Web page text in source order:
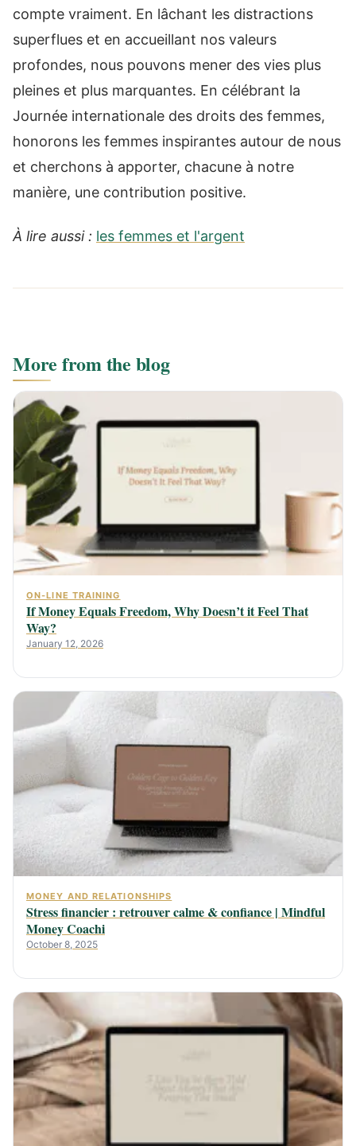
compte vraiment. En lâchant les distractions
superflues et en accueillant nos valeurs
profondes, nous pouvons mener des vies plus
pleines et plus marquantes. En célébrant la
Journée internationale des droits des femmes,
honorons les femmes inspirantes autour de nous
et cherchons à apporter, chacune à notre
manière, une contribution positive.
À lire aussi : les femmes et l'argent
More from the blog
ON-LINE TRAINING
If Money Equals Freedom, Why Doesn’t it Feel That
Way?
January 12, 2026
MONEY AND RELATIONSHIPS
Stress financier : retrouver calme & confiance | Mindful
Money Coachi
October 8, 2025